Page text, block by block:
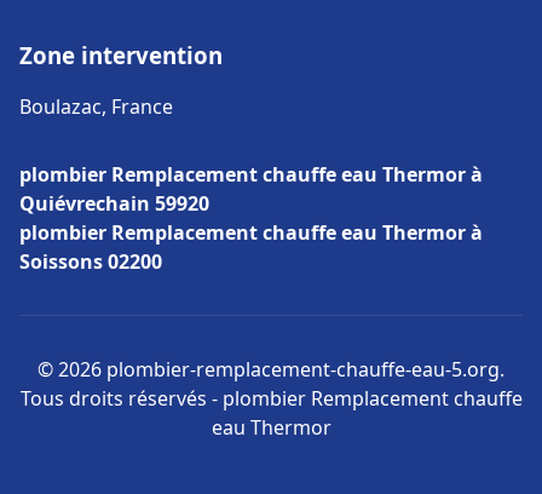
Zone intervention
Boulazac, France
plombier Remplacement chauffe eau Thermor à
Quiévrechain 59920
plombier Remplacement chauffe eau Thermor à
Soissons 02200
© 2026 plombier-remplacement-chauffe-eau-5.org.
Tous droits réservés - plombier Remplacement chauffe
eau Thermor